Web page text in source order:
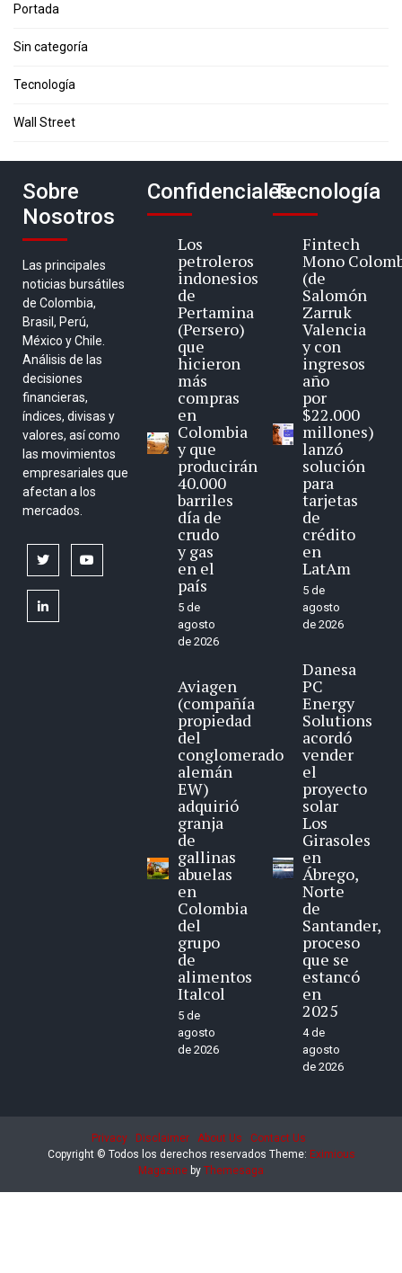
Portada
Sin categoría
Tecnología
Wall Street
Sobre
Nosotros
Las principales
noticias bursátiles
de Colombia,
Brasil, Perú,
México y Chile.
Análisis de las
decisiones
financieras,
índices, divisas y
valores, así como
las movimientos
empresariales que
afectan a los
mercados.
twitter
linkedin
Confidenciales
Los
petroleros
indonesios
de
Pertamina
(Persero)
que
hicieron
más
compras
en
Colombia
y que
producirán
40.000
barriles
día de
crudo
y gas
en el
país
5 de
agosto
de 2026
Aviagen
(compañía
propiedad
del
conglomerado
alemán
EW)
adquirió
granja
de
gallinas
abuelas
en
Colombia
del
grupo
de
alimentos
Italcol
5 de
agosto
de 2026
Tecnología
Fintech
Mono
(de
Salomón
Zarruk
Valencia
y con
ingresos
año
por
$22.000
millones)
lanzó
solución
para
tarjetas
de
crédito
en
LatAm
5 de
agosto
de 2026
Danesa
PC
Energy
Solutions
acordó
vender
el
proyecto
solar
Los
Girasoles
en
Ábrego,
Norte
de
Santander,
proceso
que se
estancó
en
2025
4 de
agosto
de 2026
Privacy Disclaimer About Us
Contact Us
Copyright © Todos los derechos reservados Theme: Eximious
Magazine by Themesaga